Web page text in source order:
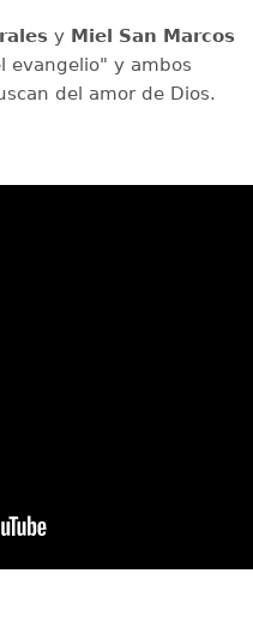
y Miel San Marcos
evangelio" y ambos
del amor de Dios.